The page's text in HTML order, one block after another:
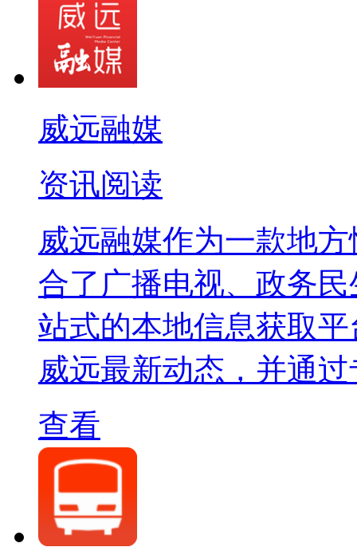
威远融媒
资讯阅读
威远融媒作为一款地
合了广播电视、政务
站式的本地信息获取
威远最新动态，并通
查看